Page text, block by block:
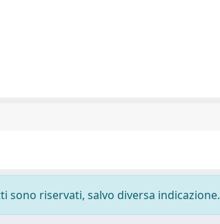
riservati, salvo diversa indicazione.